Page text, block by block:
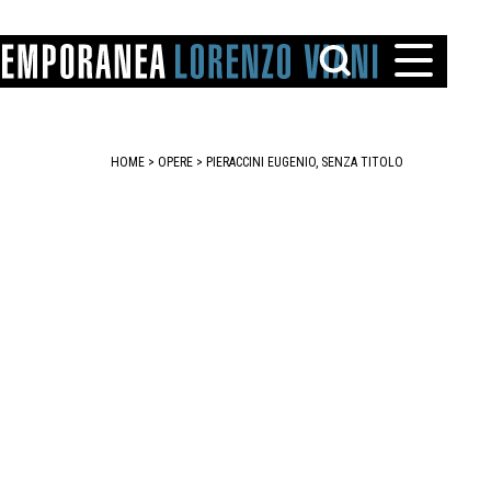
HOME > OPERE > PIERACCINI EUGENIO, SENZA TITOLO